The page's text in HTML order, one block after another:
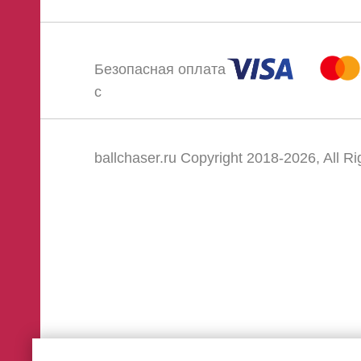
Безопасная оплата
с
ballchaser.ru Copyright 2018-2026, All